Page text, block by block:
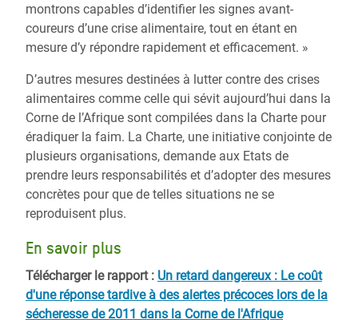
montrons capables d’identifier les signes avant-
coureurs d’une crise alimentaire, tout en étant en
mesure d’y répondre rapidement et efficacement. »
D’autres mesures destinées à lutter contre des crises
alimentaires comme celle qui sévit aujourd’hui dans la
Corne de l’Afrique sont compilées dans la Charte pour
éradiquer la faim. La Charte, une initiative conjointe de
plusieurs organisations, demande aux Etats de
prendre leurs responsabilités et d’adopter des mesures
concrètes pour que de telles situations ne se
reproduisent plus.
En savoir plus
Télécharger le rapport : Un retard dangereux : Le coût
d'une réponse tardive à des alertes précoces lors de la
sécheresse de 2011 dans la Corne de l'Afrique